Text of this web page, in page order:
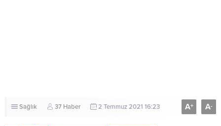
Sağlık 37 Haber 2 Temmuz 2021 16:23 A+ A-